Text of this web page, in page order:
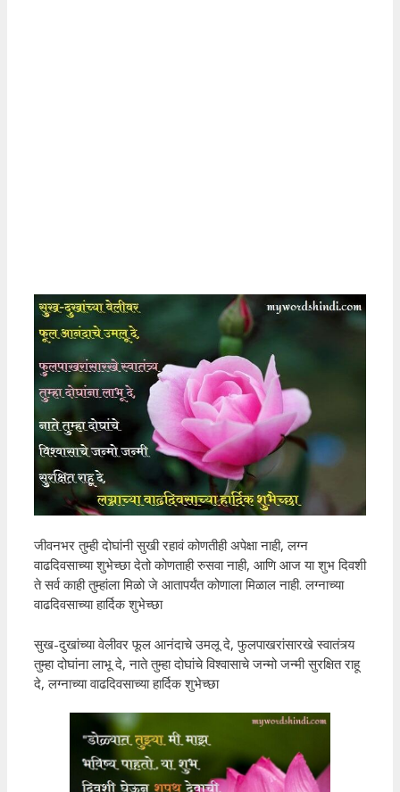
जीवनभर तुम्ही दोघांनी सुखी रहावं कोणतीही अपेक्षा नाही, लग्न
वाढदिवसाच्या शुभेच्छा देतो कोणताही रुसवा नाही, आणि आज या शुभ दिवशी
ते सर्व काही तुम्हांला मिळो जे आतापर्यंत कोणाला मिळाल नाही. लग्नाच्या
वाढदिवसाच्या हार्दिक शुभेच्छा
सुख-दुखांच्या वेलीवर फूल आनंदाचे उमलू दे, फुलपाखरांसारखे स्वातंत्र्य
तुम्हा दोघांना लाभू दे, नाते तुम्हा दोघांचे विश्वासाचे जन्मो जन्मी सुरक्षित राहू
दे, लग्नाच्या वाढदिवसाच्या हार्दिक शुभेच्छा